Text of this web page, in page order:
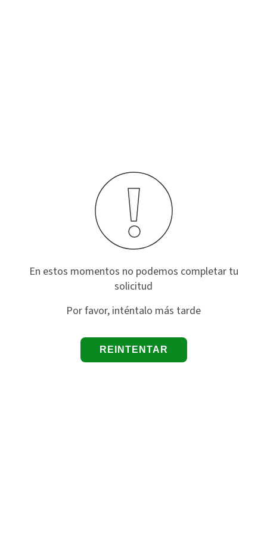
En estos momentos no podemos completar tu
solicitud
Por favor, inténtalo más tarde
REINTENTAR